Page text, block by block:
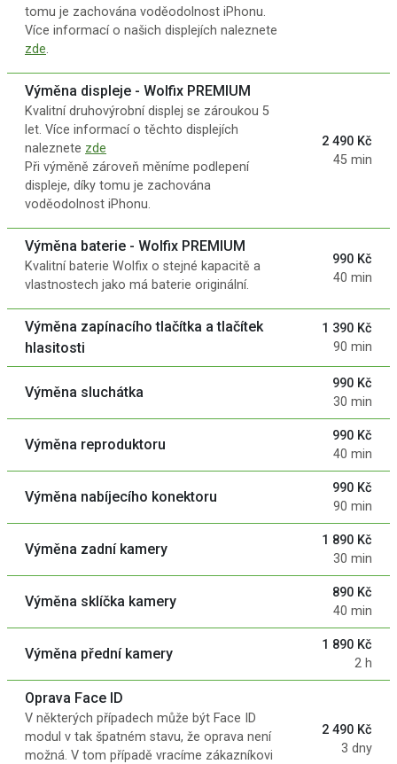
tomu je zachována voděodolnost iPhonu.
Více informací o našich displejích naleznete
zde.
Výměna displeje - Wolfix PREMIUM
Kvalitní druhovýrobní displej se zároukou 5
let. Více informací o těchto displejích
naleznete zde
Při výměně zároveň měníme podlepení
displeje, díky tomu je zachována
voděodolnost iPhonu.
2 490 Kč
45 min
Výměna baterie - Wolfix PREMIUM
Kvalitní baterie Wolfix o stejné kapacitě a
vlastnostech jako má baterie originální.
990 Kč
40 min
Výměna zapínacího tlačítka a tlačítek
hlasitosti
1 390 Kč
90 min
Výměna sluchátka
990 Kč
30 min
Výměna reproduktoru
990 Kč
40 min
Výměna nabíjecího konektoru
990 Kč
90 min
Výměna zadní kamery
1 890 Kč
30 min
Výměna sklíčka kamery
890 Kč
40 min
Výměna přední kamery
1 890 Kč
2 h
Oprava Face ID
V některých případech může být Face ID
modul v tak špatném stavu, že oprava není
možná. V tom případě vracíme zákazníkovi
2 490 Kč
3 dny